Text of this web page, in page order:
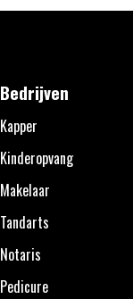
Bedrijven
Kapper
Kinderopvang
Makelaar
Tandarts
Notaris
Pedicure